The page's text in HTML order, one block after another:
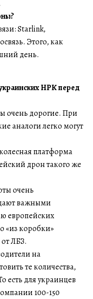
Starlink,
Этого, как
день.
НРК перед
очень дорогие. При
аналоги легко могут
платформа
дрон такого же
очень
важными
европейских
«из коробки»
ЛБЗ.
на
те количества,
есть для украинцев
100-150